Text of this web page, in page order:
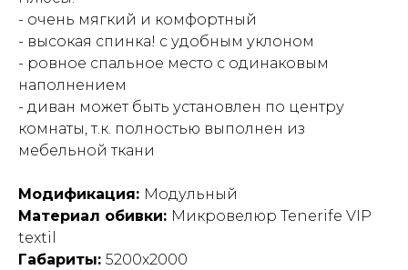
- очень мягкий и комфортный
- высокая спинка! с удобным уклоном
- ровное спальное место с одинаковым
наполнением
- диван может быть установлен по центру
комнаты, т.к. полностью выполнен из
мебельной ткани
Модификация: Модульный
Материал обивки: Микровелюр Tenerife VIP
textil
Габариты: 5200х2000